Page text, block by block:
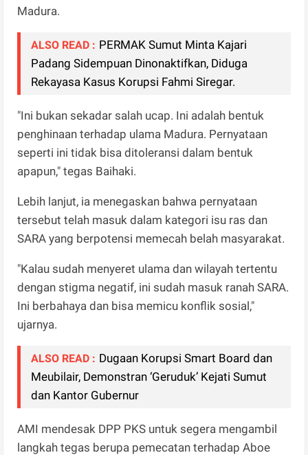
Madura.
ALSO READ : PERMAK Sumut Minta Kajari
Padang Sidempuan Dinonaktifkan, Diduga
Rekayasa Kasus Korupsi Fahmi Siregar.
"Ini bukan sekadar salah ucap. Ini adalah bentuk
penghinaan terhadap ulama Madura. Pernyataan
seperti ini tidak bisa ditoleransi dalam bentuk
apapun," tegas Baihaki.
Lebih lanjut, ia menegaskan bahwa pernyataan
tersebut telah masuk dalam kategori isu ras dan
SARA yang berpotensi memecah belah masyarakat.
"Kalau sudah menyeret ulama dan wilayah tertentu
dengan stigma negatif, ini sudah masuk ranah SARA.
Ini berbahaya dan bisa memicu konflik sosial,"
ujarnya.
ALSO READ : Dugaan Korupsi Smart Board dan
Meubilair, Demonstran ‘Geruduk’ Kejati Sumut
dan Kantor Gubernur
AMI mendesak DPP PKS untuk segera mengambil
langkah tegas berupa pemecatan terhadap Aboe